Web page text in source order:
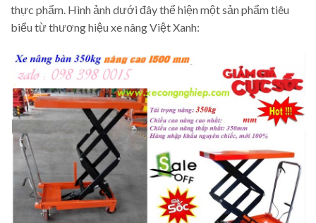
thực phẩm. Hình ảnh dưới đây thể hiện một sản phẩm tiêu
biểu từ thương hiệu xe nâng Việt Xanh: